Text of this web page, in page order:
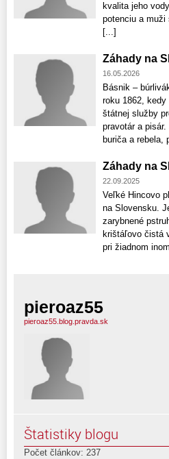
kvalita jeho
potenciu a
[...]
Záhady na
16.05.2026
Básnik –
roku 1862,
štátnej služby
pravotár a
buriča a rebela,
Záhady na
22.09.2025
Veľké Hincovo
na Slovensku.
zarybnené
krištáľovo čistá
pri žiadnom
pieroaz55
pieroaz55.blog.pravda.sk
Štatistiky blogu
Počet článkov: 237